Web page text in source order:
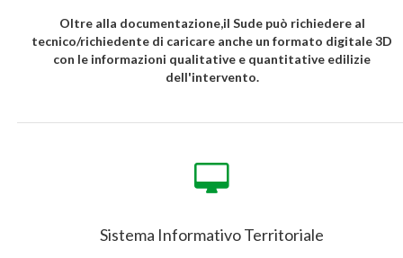
Oltre alla documentazione,il Sude può richiedere al
tecnico/richiedente di caricare anche un formato digitale 3D
con le informazioni qualitative e quantitative edilizie
dell'intervento.
Sistema Informativo Territoriale